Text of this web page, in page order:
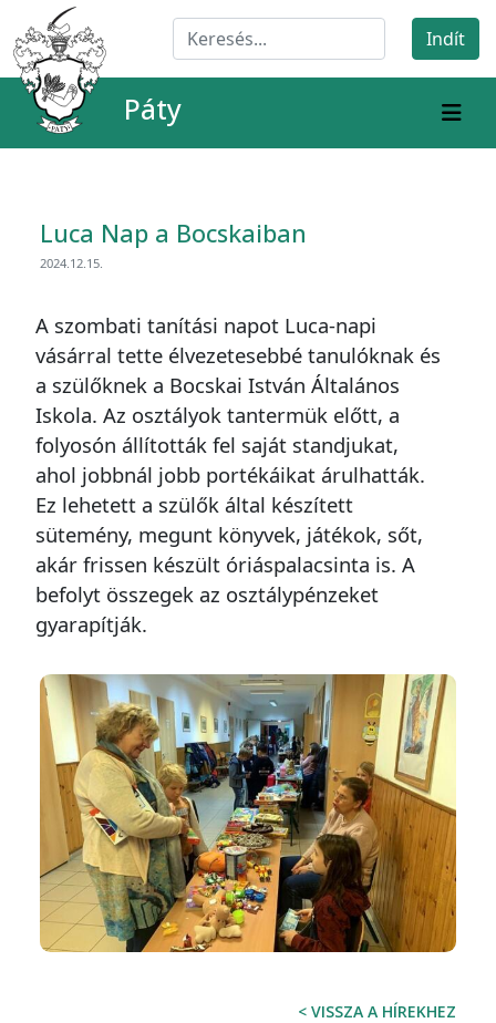
Páty
Luca Nap a Bocskaiban
2024.12.15.
A szombati tanítási napot Luca-napi
vásárral tette élvezetesebbé tanulóknak és
a szülőknek a Bocskai István Általános
Iskola. Az osztályok tantermük előtt, a
folyosón állították fel saját standjukat,
ahol jobbnál jobb portékáikat árulhatták.
Ez lehetett a szülők által készített
sütemény, megunt könyvek, játékok, sőt,
akár frissen készült óriáspalacsinta is. A
befolyt összegek az osztálypénzeket
gyarapítják.
< VISSZA A HÍREKHEZ